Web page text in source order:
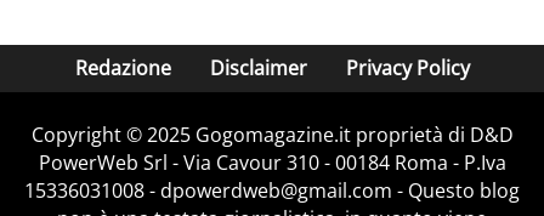
Redazione Disclaimer Privacy Policy
Copyright © 2025 Gogomagazine.it proprietà di D&D
PowerWeb Srl - Via Cavour 310 - 00184 Roma - P.Iva
15336031008 - dpowerdweb@gmail.com - Questo blog